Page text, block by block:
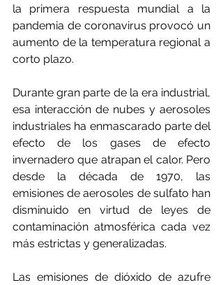
la primera respuesta mundial a la
pandemia de coronavirus provocó un
aumento de la temperatura regional a
corto plazo.
Durante gran parte de la era industrial,
esa interacción de nubes y aerosoles
industriales ha enmascarado parte del
efecto de los gases de efecto
invernadero que atrapan el calor. Pero
desde la década de 1970, las
emisiones de aerosoles de sulfato han
disminuido en virtud de leyes de
contaminación atmosférica cada vez
más estrictas y generalizadas.
Las emisiones de dióxido de azufre